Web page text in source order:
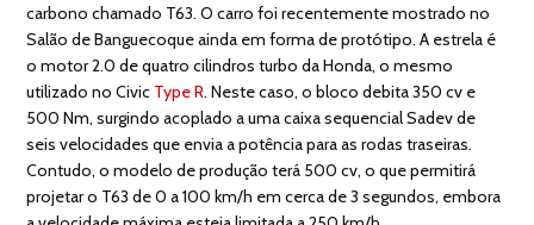
carbono chamado T63. O carro foi recentemente mostrado no
Salão de Banguecoque ainda em forma de protótipo. A estrela é
o motor 2.0 de quatro cilindros turbo da Honda, o mesmo
utilizado no Civic Type R. Neste caso, o bloco debita 350 cv e
500 Nm, surgindo acoplado a uma caixa sequencial Sadev de
seis velocidades que envia a potência para as rodas traseiras.
Contudo, o modelo de produção terá 500 cv, o que permitirá
projetar o T63 de 0 a 100 km/h em cerca de 3 segundos, embora